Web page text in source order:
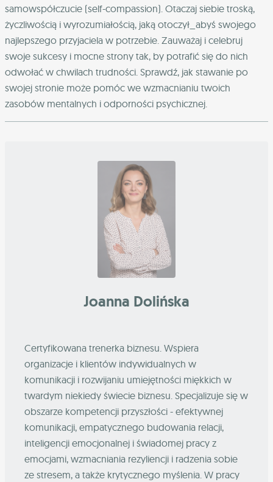
samowspółczucie (self-compassion). Otaczaj siebie troską,
życzliwością i wyrozumiałością, jaką otoczył_abyś swojego
najlepszego przyjaciela w potrzebie. Zauważaj i celebruj
swoje sukcesy i mocne strony tak, by potrafić się do nich
odwołać w chwilach trudności. Sprawdź, jak stawanie po
swojej stronie może pomóc we wzmacnianiu twoich
zasobów mentalnych i odporności psychicznej.
Joanna Dolińska
Certyfikowana trenerka biznesu. Wspiera
organizacje i klientów indywidualnych w
komunikacji i rozwijaniu umiejętności miękkich w
twardym niekiedy świecie biznesu. Specjalizuje się w
obszarze kompetencji przyszłości - efektywnej
komunikacji, empatycznego budowania relacji,
inteligencji emocjonalnej i świadomej pracy z
emocjami, wzmacniania rezyliencji i radzenia sobie
ze stresem, a także krytycznego myślenia. W pracy